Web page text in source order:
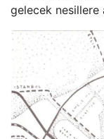
gelecek nesillere